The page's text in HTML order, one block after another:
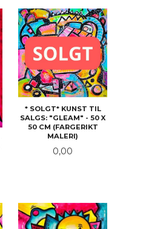
* SOLGT* KUNST TIL
SALGS: "GLEAM" - 50 X
50 CM (FARGERIKT
MALERI)
Pris
0,00